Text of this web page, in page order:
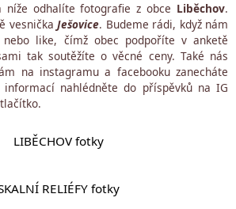
níže odhalíte fotografie z obce Liběchov.
vesničkaJešovice. Budeme rádi, když nám
nebo like, čímž obec podpoříte v anketě
tak soutěžíte o věcné ceny. Také nás
na instagramu a facebooku zanecháte
nahlédněte do příspěvků na IG
LIBĚCHOV fotky
RELIÉFY fotky